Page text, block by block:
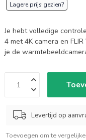
Lagere prijs gezien?
Je hebt volledige
4 met 4K camera en
je de
Levertijd op
Toevoegen om te